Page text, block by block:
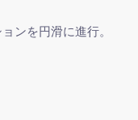
ンを円滑に進行。